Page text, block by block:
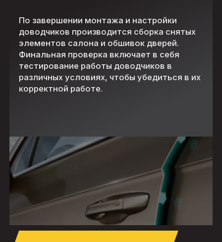
По завершении монтажа и настройки
доводчиков производится сборка снятых
элементов салона и обшивок дверей.
Финальная проверка включает в себя
тестирование работы доводчиков в
различных условиях, чтобы убедиться в их
корректной работе.